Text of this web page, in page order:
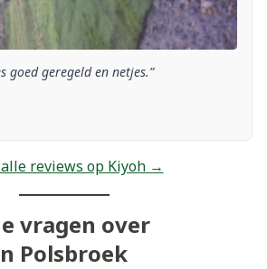
goed geregeld en netjes.”
alle reviews op Kiyoh →
vragen over
Polsbroek